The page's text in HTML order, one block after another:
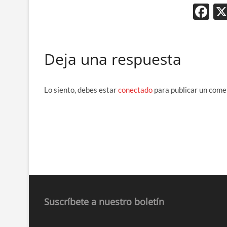
F
o
Deja una respuesta
Lo siento, debes estarconectado para publicar un
Suscríbete a nuestro boletín